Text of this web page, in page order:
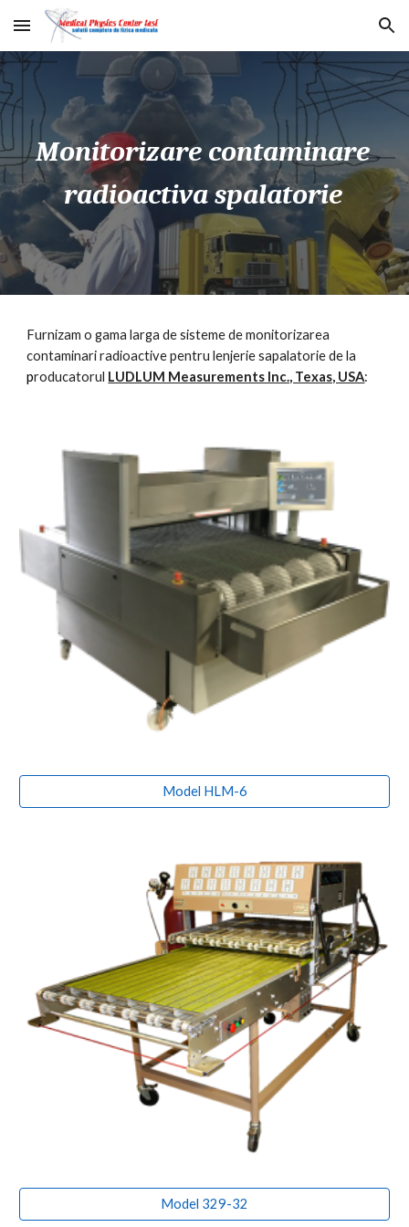
Skip to main content Skip to navigation
Monitorizare contaminare
radioactiva spalatorie
Furnizam o gama larga de sisteme de monitorizarea
contaminari radioactivepentru lenjerie sapalatoriede la
producatorul LUDLUM Measurements Inc., Texas, USA:
Model HLM-6
Model 329-32